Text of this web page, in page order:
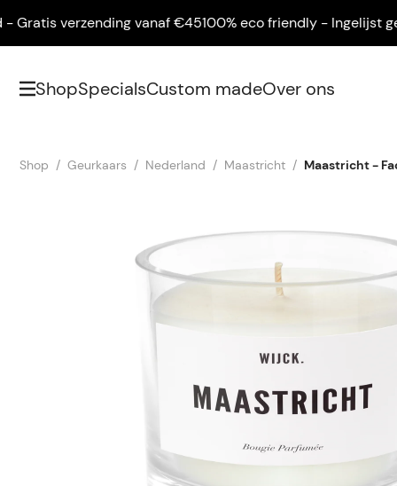
verzending vanaf €45100% eco friendly - Ingelijst
ShopSpecialsCustom madeOver ons
Shop Geurkaars Nederland Maastricht Maastricht -